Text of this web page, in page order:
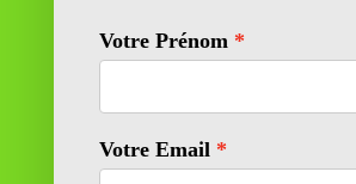
11 rue Richelieu
69100 VILLEURBANNE